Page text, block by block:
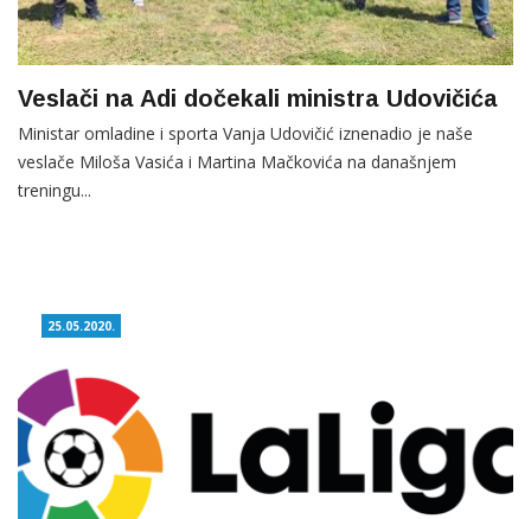
Veslači na Adi dočekali ministra Udovičića
Ministar omladine i sporta Vanja Udovičić iznenadio je naše
veslače Miloša Vasića i Martina Mačkovića na današnjem
treningu...
25.05.2020.